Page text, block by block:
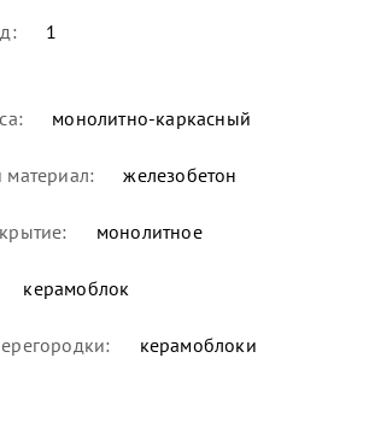
1
монолитно-каркасный
материал: железобетон
монолитное
керамоблок
керамоблоки